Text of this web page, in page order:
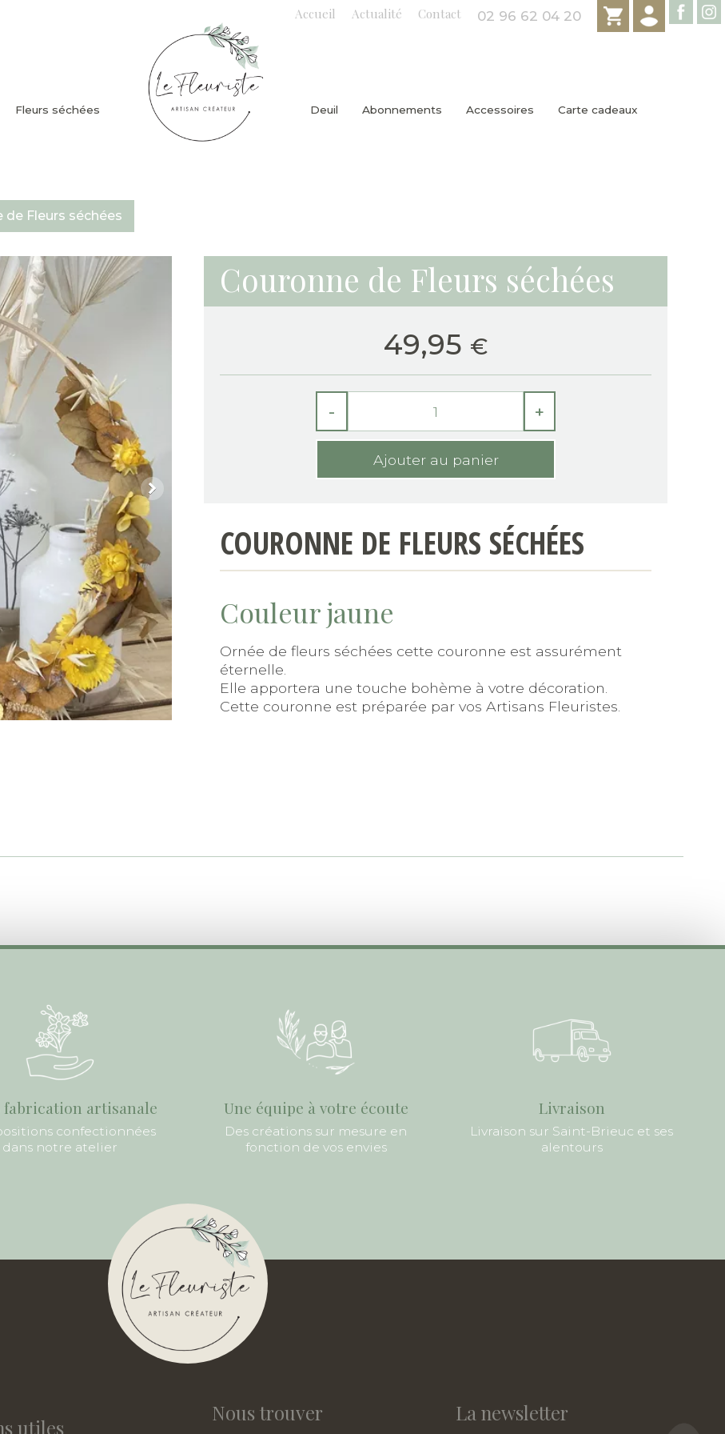
Fleurs séchées Deuil Abonnements Accessoires Carte cadeaux
Accueil Actualité Contact 02 96 62 04 20
de Fleurs séchées
Couronne de Fleurs séchées
49,95 €
- +
COURONNE DE FLEURS SÉCHÉES
Couleur jaune
Ornée de fleurs séchées cette couronne est assurément
éternelle.
Elle apportera une touche bohème à votre décoration.
Cette couronne est préparée par vos Artisans Fleuristes.
fabrication artisanale
confectionnées
dans notre atelier
Une équipe à votre écoute
Des créations sur mesure en
fonction de vos envies
Livraison
Livraison sur Saint-Brieuc et ses
alentours
utiles
Nous trouver La newsletter